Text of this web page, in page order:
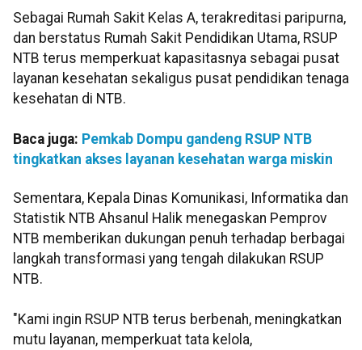
Sebagai Rumah Sakit Kelas A, terakreditasi paripurna,
dan berstatus Rumah Sakit Pendidikan Utama, RSUP
NTB terus memperkuat kapasitasnya sebagai pusat
layanan kesehatan sekaligus pusat pendidikan tenaga
kesehatan di NTB.
Baca juga: Pemkab Dompu gandeng RSUP NTB
tingkatkan akses layanan kesehatan warga miskin
Sementara, Kepala Dinas Komunikasi, Informatika dan
Statistik NTB Ahsanul Halik menegaskan Pemprov
NTB memberikan dukungan penuh terhadap berbagai
langkah transformasi yang tengah dilakukan RSUP
NTB.
"Kami ingin RSUP NTB terus berbenah, meningkatkan
mutu layanan, memperkuat tata kelola,